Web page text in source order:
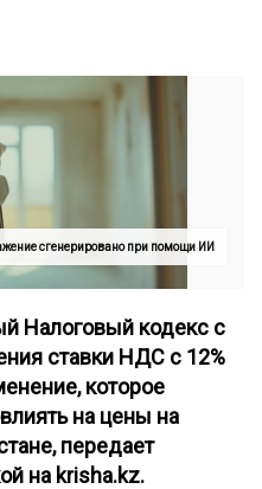
сгенерировано при помощи ИИ
Налоговый кодекс с
ставки НДС с 12%
которое
на цены на
передает
на krisha.kz.